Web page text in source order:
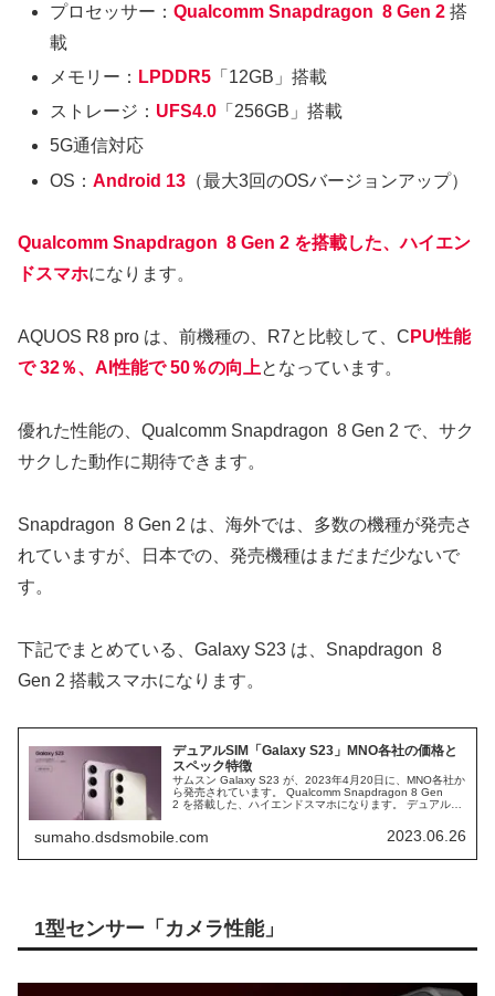
プロセッサー：Qualcomm Snapdragon 8 Gen 2 搭
載
メモリー： LPDDR5 「12GB」搭載
ストレージ： UFS4.0 「256GB」搭載
5G通信対応
OS：Android 13 （最大3回のOSバージョンアップ）
Qualcomm Snapdragon 8 Gen 2 を搭載した、ハイエン
ドスマホになります。
AQUOS R8 pro は、前機種の、R7と比較して、C PU性能
で 32％、AI性能で 50％の向上となっています。
優れた性能の、Qualcomm Snapdragon 8 Gen 2 で、サク
サクした動作に期待できます。
Snapdragon 8 Gen 2 は、海外では、多数の機種が発売さ
れていますが、日本での、発売機種はまだまだ少ないで
す。
下記でまとめている、Galaxy S23 は、Snapdragon 8
Gen 2 搭載スマホになります。
デュアルSIM「Galaxy S23」MNO各社の価格と
スペック特徴
サムスン Galaxy S23 が、2023年4月20日に、MNO各社か
ら発売されています。 Qualcomm Snapdragon 8 Gen
2 を搭載した、ハイエンドスマホになります。 デュアル
sumaho.dsdsmobile.com 2023.06.26
1型センサー「カメラ性能」